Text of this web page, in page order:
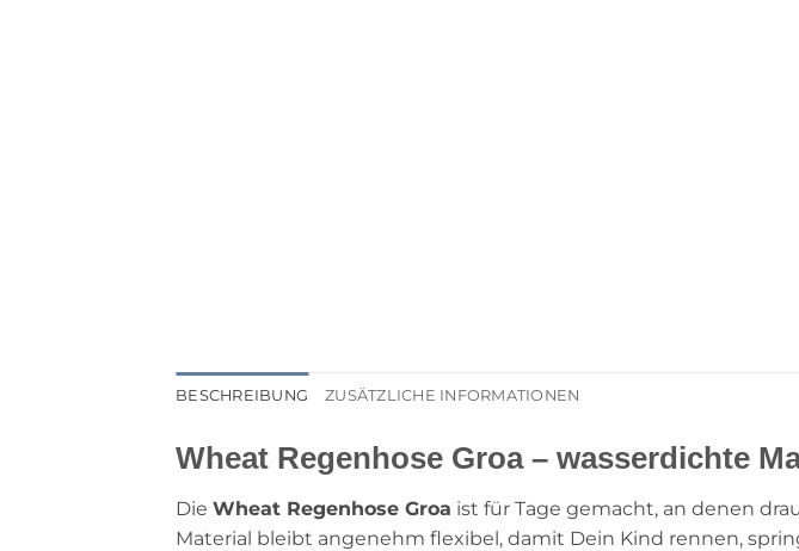
BESCHREIBUNG ZUSÄTZLICHE INFORMATIONEN
Wheat Regenhose Groa – wasserdichte
Die Wheat Regenhose Groa ist für Tage gemacht, an denen
Material bleibt angenehm flexibel, damit Dein Kind rennen,